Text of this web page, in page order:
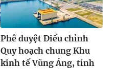
Phê duyệt Điều chỉnh
Quy hoạch chung Khu
kinh tế Vũng Áng, tỉnh